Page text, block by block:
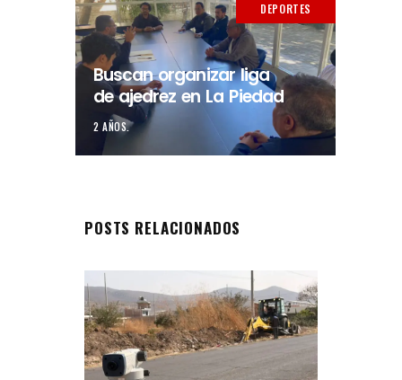
DEPORTES
Buscan organizar liga
de ajedrez en La Piedad
2 AÑOS.
POSTS RELACIONADOS